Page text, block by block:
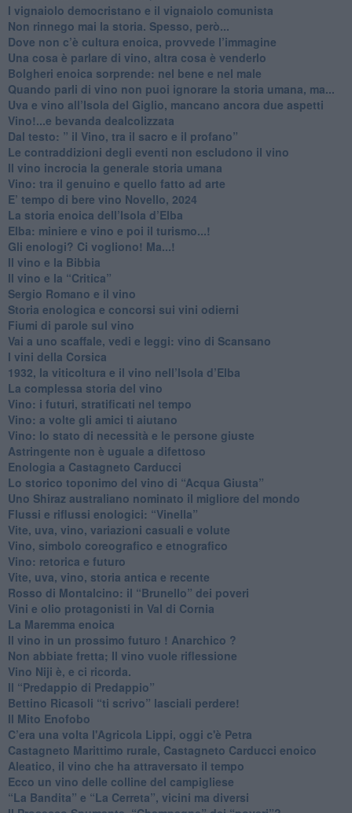
​I vignaiolo democristano e il vignaiolo comunista
​Non rinnego mai la storia. Spesso, però...
​Dove non c’è cultura enoica, provvede l’immagine
​Una cosa è parlare di vino, altra cosa è venderlo
Bolgheri enoica sorprende: nel bene e nel male
​Quando parli di vino non puoi ignorare la storia umana, ma...
Uva e vino all’Isola del Giglio, mancano ancora due aspetti
​Vino!...e bevanda dealcolizzata
​Dal testo: ” il Vino, tra il sacro e il profano”
Le contraddizioni degli eventi non escludono il vino
​Il vino incrocia la generale storia umana
Vino: tra il genuino e quello fatto ad arte
E’ tempo di bere vino Novello, 2024
La storia enoica dell’Isola d’Elba
Elba: miniere e vino e poi il turismo...!
​Gli enologi? Ci vogliono! Ma...!
​Il vino e la Bibbia
​Il vino e la “Critica”
Sergio Romano e il vino
​Storia enologica e concorsi sui vini odierni
Fiumi di parole sul vino
​Vai a uno scaffale, vedi e leggi: vino di Scansano
​I vini della Corsica
​1932, la viticoltura e il vino nell’Isola d’Elba
​La complessa storia del vino
​Vino: i futuri, stratificati nel tempo
Vino: a volte gli amici ti aiutano
Vino: lo stato di necessità e le persone giuste
​Astringente non è uguale a difettoso
Enologia a Castagneto Carducci
Lo storico toponimo del vino di “Acqua Giusta”
Uno Shiraz australiano nominato il migliore del mondo
​Flussi e riflussi enologici: “Vinella”
Vite, uva, vino, variazioni casuali e volute
Vino, simbolo coreografico e etnografico
​Vino: retorica e futuro
​Vite, uva, vino, storia antica e recente
​Rosso di Montalcino: il “Brunello” dei poveri
Vini e olio protagonisti in Val di Cornia
​La Maremma enoica
Il vino in un prossimo futuro ! Anarchico ?
​Non abbiate fretta; Il vino vuole riflessione
​Vino Niji è, e ci ricorda.
Il “Predappio di Predappio”
Bettino Ricasoli “ti scrivo” lasciali perdere!
Il Mito Enofobo
​C’era una volta l'Agricola Lippi, oggi c'è Petra
​Castagneto Marittimo rurale, Castagneto Carducci enoico
Aleatico, il vino che ha attraversato il tempo
Ecco un vino delle colline del campigliese
“La Bandita” e “La Cerreta”, vicini ma diversi